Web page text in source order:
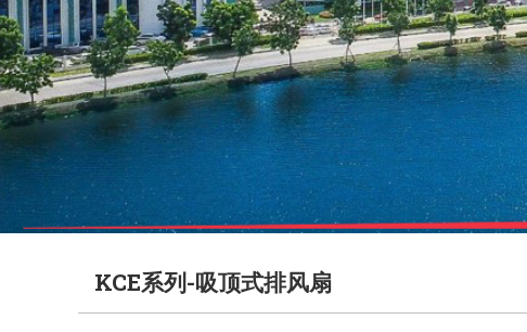
KCE系列-吸顶式排风扇